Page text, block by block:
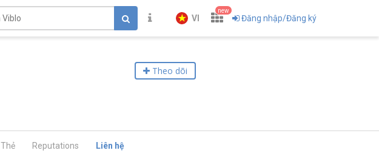
VI
new
Đăng nhập/Đăng ký
Theo dõi
Thẻ Reputations Liên hệ